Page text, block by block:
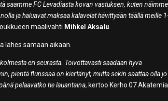
saamme FC Levadiasta kovan vastuksen, kuten näimme
ja haluavat maksaa kalavelat hävittyään täällä meille
maalivahti Mihkel Aksalu.
lähes samaan aikaan.
eri seurasta. Toivottavasti saadaan hyvä
pientä flunssaa on kiertänyt, mutta sekin saattaa olla jo
pelaavatko he lauantaina, kertoo Kerho 07